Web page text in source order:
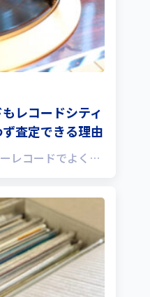
レコードシティ
査定できる理由
レコードでよく…